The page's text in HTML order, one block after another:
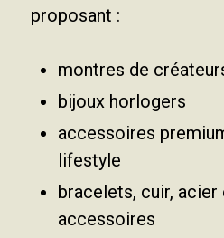
proposant :
montres de
bijoux horlogers
accessoires
lifestyle
bracelets, cuir,
accessoires